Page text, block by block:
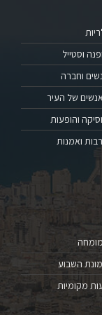
וסטייל
וחברה
של העיר
והופעות
ואמנות
השבוע
מקומיות